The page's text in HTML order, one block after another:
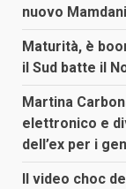
nuovo Mamdani
Maturità, è
il Sud batte il
Martina
elettronico e
dell’ex per i
Il video choc